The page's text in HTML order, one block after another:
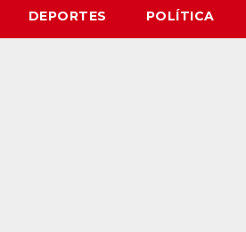
DEPORTES POLÍTICA